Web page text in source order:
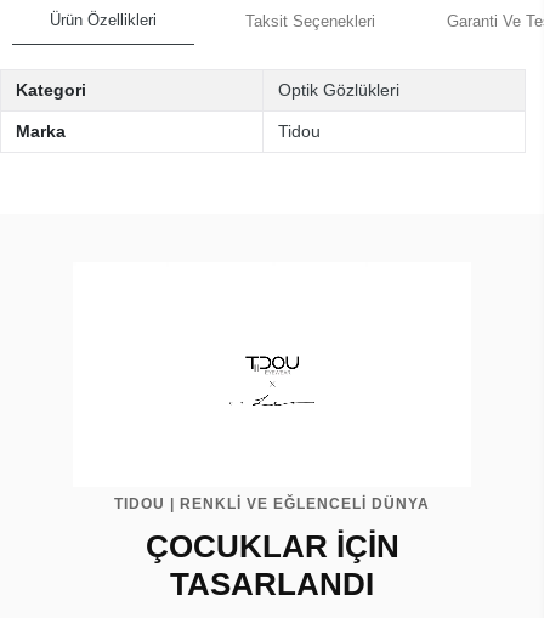
Ürün Özellikleri Taksit Seçenekleri Garanti Ve
Kategori Optik Gözlükleri
Marka Tidou
TIDOU | RENKLİ VE EĞLENCELİ DÜNYA
ÇOCUKLAR İÇİN
TASARLANDI